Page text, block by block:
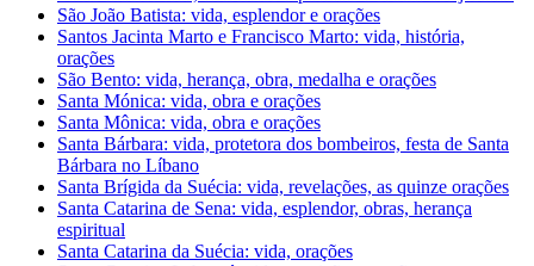
São João Batista: vida, esplendor e orações
Santos Jacinta Marto e Francisco Marto: vida, história,
orações
São Bento: vida, herança, obra, medalha e orações
Santa Mónica: vida, obra e orações
Santa Mônica: vida, obra e orações
Santa Bárbara: vida, protetora dos bombeiros, festa de Santa
Bárbara no Líbano
Santa Brígida da Suécia: vida, revelações, as quinze orações
Santa Catarina de Sena: vida, esplendor, obras, herança
espiritual
Santa Catarina da Suécia: vida, orações